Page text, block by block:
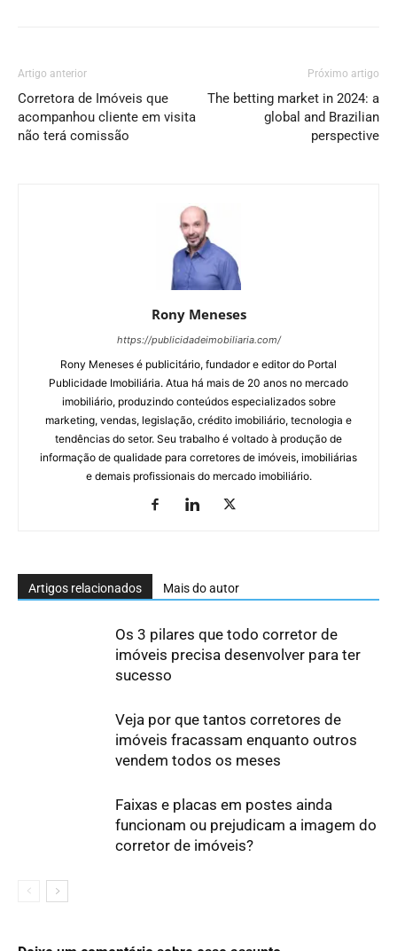
Artigo anterior
Corretora de Imóveis que
acompanhou cliente em visita
não terá comissão
Próximo artigo
The betting market in 2024: a
global and Brazilian
perspective
Rony Meneses
https://publicidadeimobiliaria.com/
Rony Meneses é publicitário, fundador e editor do Portal
Publicidade Imobiliária. Atua há mais de 20 anos no mercado
imobiliário, produzindo conteúdos especializados sobre
marketing, vendas, legislação, crédito imobiliário, tecnologia e
tendências do setor. Seu trabalho é voltado à produção de
informação de qualidade para corretores de imóveis, imobiliárias
e demais profissionais do mercado imobiliário.
Artigos relacionados Mais do autor
Os 3 pilares que todo corretor de
imóveis precisa desenvolver para ter
sucesso
Veja por que tantos corretores de
imóveis fracassam enquanto outros
vendem todos os meses
Faixas e placas em postes ainda
funcionam ou prejudicam a imagem do
corretor de imóveis?